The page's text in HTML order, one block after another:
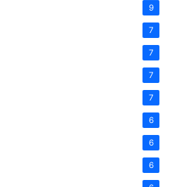
9
7
7
7
7
6
6
6